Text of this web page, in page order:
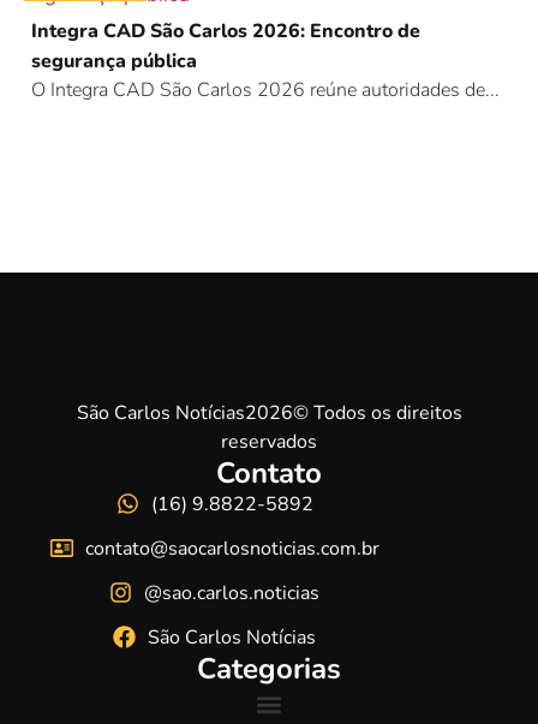
Integra CAD São Carlos 2026: Encontro de
segurança pública
O Integra CAD São Carlos 2026 reúne autoridades de...
São Carlos Notícias2026© Todos os direitos
reservados
Contato
(16) 9.8822-5892
contato@saocarlosnoticias.com.br
@sao.carlos.noticias
São Carlos Notícias
Categorias